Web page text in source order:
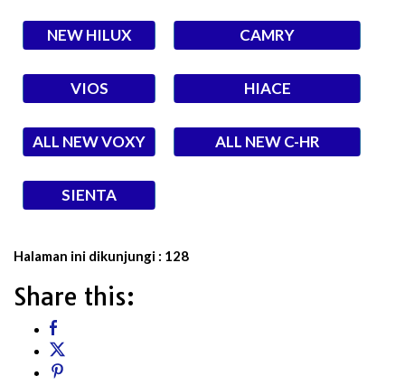
NEW HILUX CAMRY
VIOS HIACE
ALL NEW VOXY ALL NEW C-HR
SIENTA
Halaman ini dikunjungi : 128
Share this: